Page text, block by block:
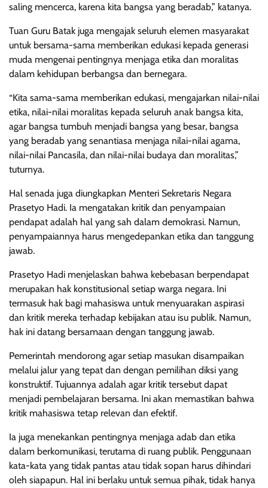
saling mencerca, karena kita bangsa yang beradab,” katanya.
Tuan Guru Batak juga mengajak seluruh elemen masyarakat
untuk bersama-sama memberikan edukasi kepada generasi
muda mengenai pentingnya menjaga etika dan moralitas
dalam kehidupan berbangsa dan bernegara.
“Kita sama-sama memberikan edukasi, mengajarkan nilai-nilai
etika, nilai-nilai moralitas kepada seluruh anak bangsa kita,
agar bangsa tumbuh menjadi bangsa yang besar, bangsa
yang beradab yang senantiasa menjaga nilai-nilai agama,
nilai-nilai Pancasila, dan nilai-nilai budaya dan moralitas,”
tuturnya.
Hal senada juga diungkapkan Menteri Sekretaris Negara
Prasetyo Hadi. Ia mengatakan kritik dan penyampaian
pendapat adalah hal yang sah dalam demokrasi. Namun,
penyampaiannya harus mengedepankan etika dan tanggung
jawab.
Prasetyo Hadi menjelaskan bahwa kebebasan berpendapat
merupakan hak konstitusional setiap warga negara. Ini
termasuk hak bagi mahasiswa untuk menyuarakan aspirasi
dan kritik mereka terhadap kebijakan atau isu publik. Namun,
hak ini datang bersamaan dengan tanggung jawab.
Pemerintah mendorong agar setiap masukan disampaikan
melalui jalur yang tepat dan dengan pemilihan diksi yang
konstruktif. Tujuannya adalah agar kritik tersebut dapat
menjadi pembelajaran bersama. Ini akan memastikan bahwa
kritik mahasiswa tetap relevan dan efektif.
Ia juga menekankan pentingnya menjaga adab dan etika
dalam berkomunikasi, terutama di ruang publik. Penggunaan
kata-kata yang tidak pantas atau tidak sopan harus dihindari
oleh siapapun. Hal ini berlaku untuk semua pihak, tidak hanya